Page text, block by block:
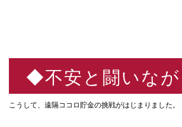
◆不安と闘いなが
こうして、遠隔ココロ貯金の挑戦がはじまりました。